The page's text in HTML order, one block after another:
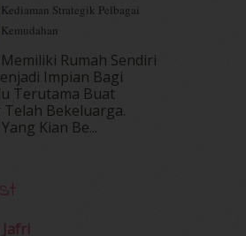
Kediaman Strategik Pelbagai
Kemudahan
Memiliki Rumah Sendiri
Impian Bagi
Terutama Buat
Telah Bekeluarga.
Kian Be...